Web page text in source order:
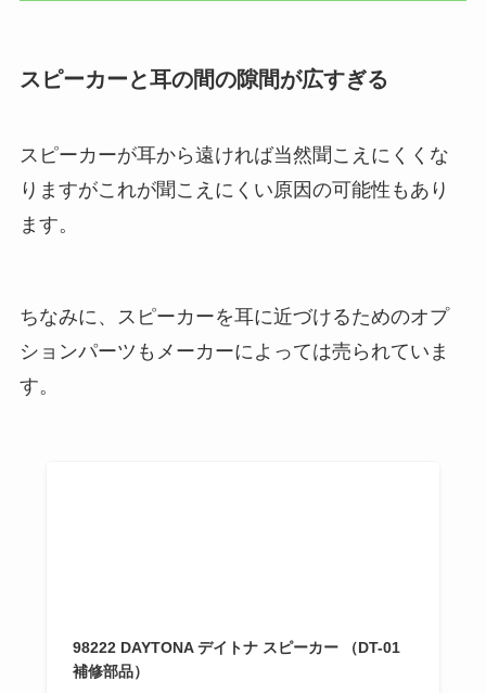
スピーカーと耳の間の隙間が広すぎる
スピーカーが耳から遠ければ当然聞こえにくくな
りますがこれが聞こえにくい原因の可能性もあり
ます。
ちなみに、スピーカーを耳に近づけるためのオプ
ションパーツもメーカーによっては売られていま
す。
98222 DAYTONA デイトナ スピーカー （DT-01
補修部品）